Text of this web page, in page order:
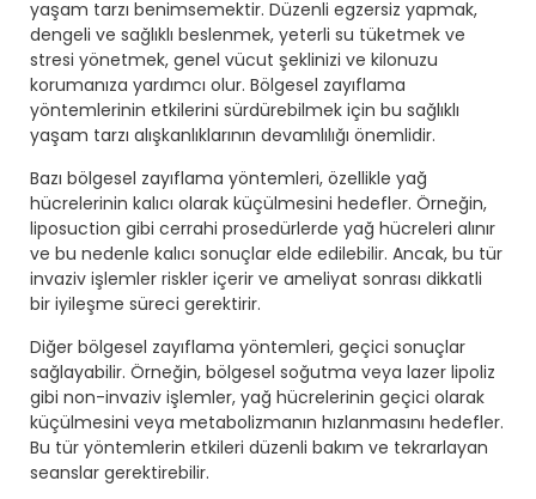
yaşam tarzı benimsemektir. Düzenli egzersiz yapmak,
dengeli ve sağlıklı beslenmek, yeterli su tüketmek ve
stresi yönetmek, genel vücut şeklinizi ve kilonuzu
korumanıza yardımcı olur. Bölgesel zayıflama
yöntemlerinin etkilerini sürdürebilmek için bu sağlıklı
yaşam tarzı alışkanlıklarının devamlılığı önemlidir.
Bazı bölgesel zayıflama yöntemleri, özellikle yağ
hücrelerinin kalıcı olarak küçülmesini hedefler. Örneğin,
liposuction gibi cerrahi prosedürlerde yağ hücreleri alınır
ve bu nedenle kalıcı sonuçlar elde edilebilir. Ancak, bu tür
invaziv işlemler riskler içerir ve ameliyat sonrası dikkatli
bir iyileşme süreci gerektirir.
Diğer bölgesel zayıflama yöntemleri, geçici sonuçlar
sağlayabilir. Örneğin, bölgesel soğutma veya lazer lipoliz
gibi non-invaziv işlemler, yağ hücrelerinin geçici olarak
küçülmesini veya metabolizmanın hızlanmasını hedefler.
Bu tür yöntemlerin etkileri düzenli bakım ve tekrarlayan
seanslar gerektirebilir.